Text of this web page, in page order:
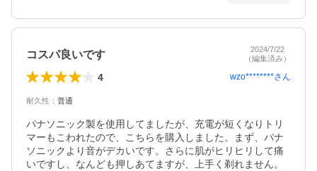
コスパ良いです
2024/7/22
（編集済み）
4 wzo********さん
耐久性 ： 普通
パナソニック製を使用してましたが、充電が短くなりトリ
マーもこわれたので、こちらを購入しました。まず、パナ
ソニックより音がデカいです。さらに肌がヒリヒリして痛
いですし、なんども押しあてますが、上手く剃れません。